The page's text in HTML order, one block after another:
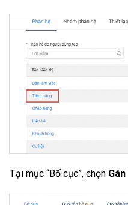
Tại mục “Bố cục”, chọn Gán